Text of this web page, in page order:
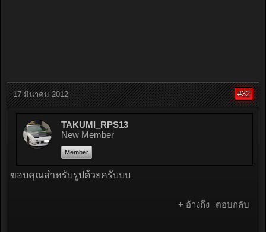
17 มีนาคม 2012 #32
TAKUMI_RPS13
New Member
Member
ขอบคุณสำหรับรูปด้วยครับบบ
+ อ้างถึง ตอบกลับ